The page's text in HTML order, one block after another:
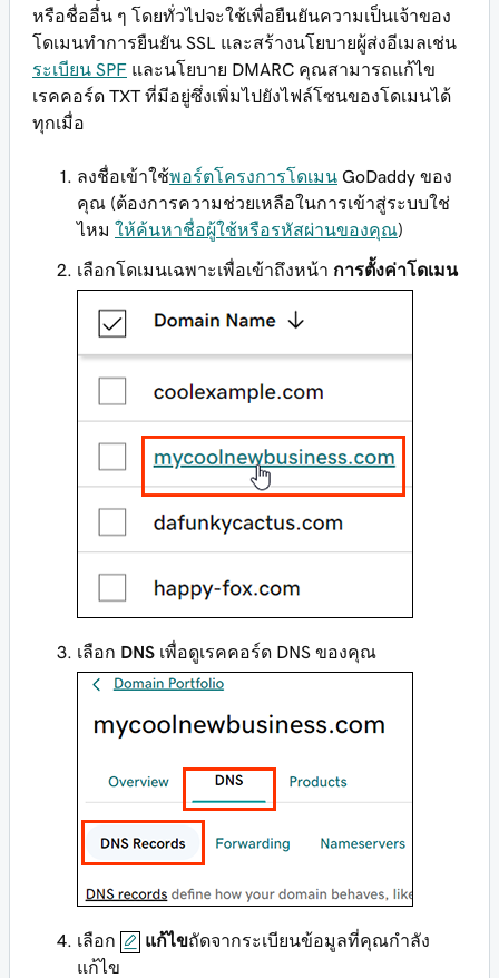
หรือชื่ออื่น ๆ โดยทั่วไปจะใช้เพื่อยืนยันความเป็นเจ้าของ
โดเมนทำการยืนยัน SSL และสร้างนโยบายผู้ส่งอีเมลเช่น
ระเบียน SPF และนโยบาย DMARC คุณสามารถแก้ไข
เรคคอร์ด TXT ที่มีอยู่ซึ่งเพิ่มไปยังไฟล์โซนของโดเมนได้
ทุกเมื่อ
ลงชื่อเข้าใช้พอร์ตโครงการโดเมน GoDaddy ของ
คุณ (ต้องการความช่วยเหลือในการเข้าสู่ระบบใช่
ไหม ให้ค้นหาชื่อผู้ใช้หรือรหัสผ่านของคุณ)
เลือกโดเมนเฉพาะเพื่อเข้าถึงหน้า การตั้งค่าโดเมน
เลือก DNS เพื่อดูเรคคอร์ด DNS ของคุณ
เลือก แก้ไขถัดจากระเบียนข้อมูลที่คุณกำลัง
แก้ไข